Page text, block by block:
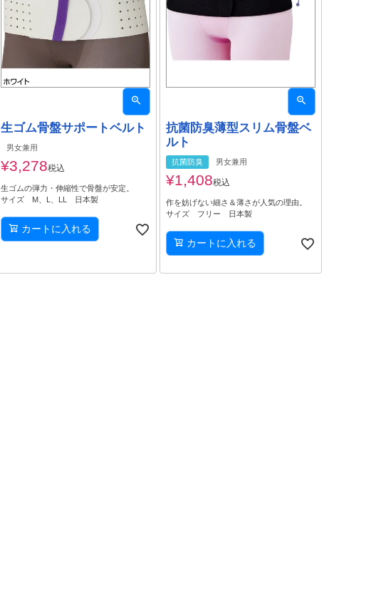
生ゴム骨盤サポートベルト
男女兼用
¥3,278税込
生ゴムの弾力・伸縮性で骨盤が安定。
サイズ M、L、LL 日本製
カートに入れる
抗菌防臭薄型スリム骨盤ベ
ルト
抗菌防臭 男女兼用
¥1,408税込
作を妨げない細さ＆薄さが人気の理由。
サイズ フリー 日本製
カートに入れる